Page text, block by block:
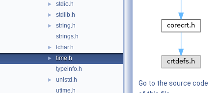
► stdio.h
► stdlib.h
►
string.h
strings.h
► tchar.h
►
time.h
typeinfo.h
►
unistd.h
utime.h
Go to the source code